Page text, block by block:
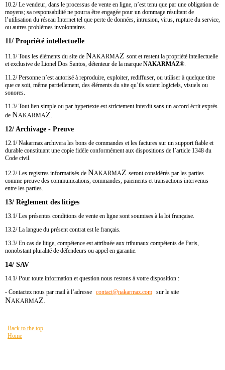
10.2/ Le vendeur, dans le processus de vente en ligne, n’est tenu que par une obligation de
moyens; sa responsabilité ne pourra être engagée pour un dommage résultant de
l’utilisation du réseau Internet tel que perte de données, intrusion, virus, rupture du service,
ou autres problèmes involontaires.
11/ Propriété intellectuelle
11.1/ Tous les éléments du site de NAKARMAZ sont et restent la propriété intellectuelle
et exclusive de Lionel Dos Santos, détenteur de la marque NAKARMAZ®
11.2/ Personne n’est autorisé à reproduire, exploiter, rediffuser, ou utiliser à quelque titre
que ce soit, même partiellement, des éléments du site qu’ils soient logiciels, visuels ou
sonores.
11.3/ Tout lien simple ou par hypertexte est strictement interdit sans un accord écrit exprès
de NAKARMAZ
12/ Archivage - Preuve
12.1/ Nakarmaz archivera les bons de commandes et les factures sur un support fiable et
durable constituant une copie fidèle conformément aux dispositions de l’article 1348 du
Code civil.
12.2/ Les registres informatisés de NAKARMAZ seront considérés par les parties
comme preuve des communications, commandes, paiements et transactions intervenus
entre les parties.
13/ Règlement des litiges
13.1/ Les présentes conditions de vente en ligne sont soumises à la loi française.
13.2/ La langue du présent contrat est le français.
13.3/ En cas de litige, compétence est attribuée aux tribunaux compétents de Paris,
nonobstant pluralité de défendeurs ou appel en garantie.
14/ SAV
14.1/ Pour toute information et question nous restons à votre disposition :
- Contactez nous par mail à l’adresse contact​@​nakarmaz.com sur le site
NAKARMAZ
Back to the top
Home